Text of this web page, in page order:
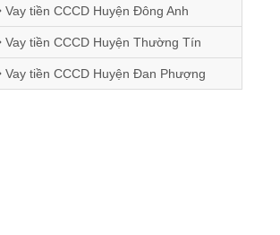
Vay tiền CCCD Huyện Đông Anh
Vay tiền CCCD Huyện Thường Tín
Vay tiền CCCD Huyện Đan Phượng